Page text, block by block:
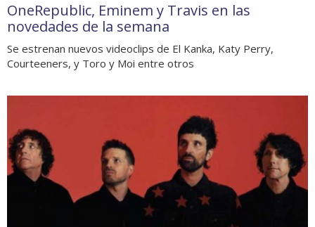
OneRepublic, Eminem y Travis en las
novedades de la semana
Se estrenan nuevos videoclips de El Kanka, Katy Perry,
Courteeners, y Toro y Moi entre otros